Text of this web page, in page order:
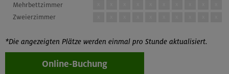
Mehrbettzimmer
Zweierzimmer
*Die angezeigten Plätze werden einmal pro Stunde aktualisiert.
Online-Buchung